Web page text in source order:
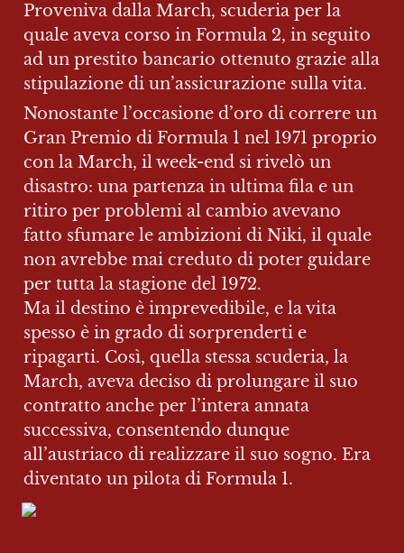
Proveniva dalla March, scuderia per la
quale aveva corso in Formula 2, in seguito
ad un prestito bancario ottenuto grazie alla
stipulazione di un’assicurazione sulla vita.
Nonostante l’occasione d’oro di correre un
Gran Premio di Formula 1 nel 1971 proprio
con la March, il week-end si rivelò un
disastro: una partenza in ultima fila e un
ritiro per problemi al cambio avevano
fatto sfumare le ambizioni di Niki, il quale
non avrebbe mai creduto di poter guidare
per tutta la stagione del 1972.
Ma il destino è imprevedibile, e la vita
spesso è in grado di sorprenderti e
ripagarti. Così, quella stessa scuderia, la
March, aveva deciso di prolungare il suo
contratto anche per l’intera annata
successiva, consentendo dunque
all’austriaco di realizzare il suo sogno. Era
diventato un pilota di Formula 1.